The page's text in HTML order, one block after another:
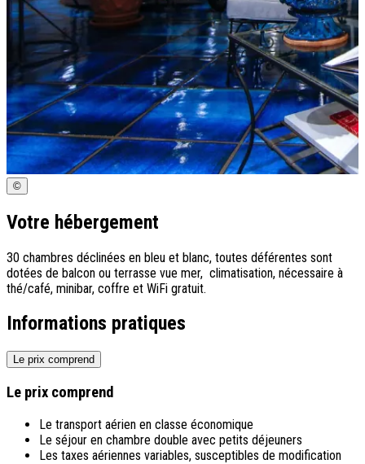
©
Votre hébergement
30 chambres déclinées en bleu et blanc, toutes déférentes sont
dotées de balcon ou terrasse vue mer, climatisation, nécessaire à
thé/café, minibar, coffre et WiFi gratuit.
Informations pratiques
Le prix comprend
Le prix comprend
Le transport aérien en classe économique
Le séjour en chambre double avec petits déjeuners
Les taxes aériennes variables, susceptibles de modification